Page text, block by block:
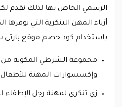
الرسمي الخاص بها لذلك نقدم
أزياء المهن التنكرية التي يوفرها
باستخدام كود خصم موقع بارتي
مجموعة الشرطي المكونة من
وإكسسوارات المهنة للأطفال.
زي تنكري لمهنة رجل الإطفاء